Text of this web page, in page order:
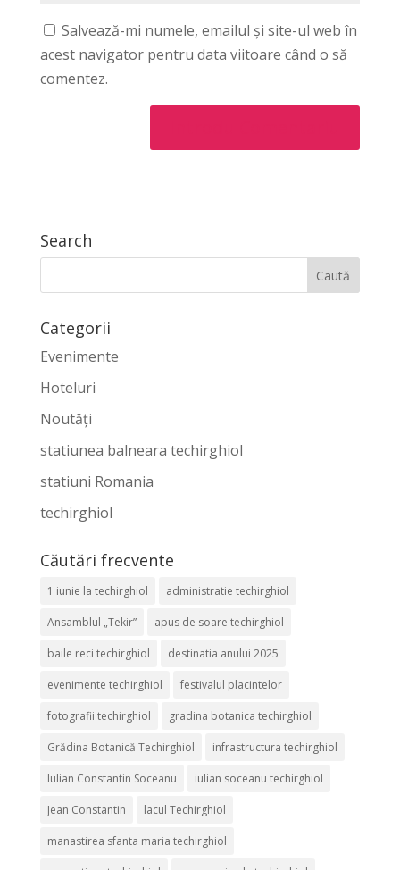
Salvează-mi numele, emailul și site-ul web în
acest navigator pentru data viitoare când o să
comentez.
Search
Categorii
Evenimente
Hoteluri
Noutăți
statiunea balneara techirghiol
statiuni Romania
techirghiol
Căutări frecvente
1 iunie la techirghiol administratie techirghiol
Ansamblul „Tekir” apus de soare techirghiol
baile reci techirghiol destinatia anului 2025
evenimente techirghiol festivalul placintelor
fotografii techirghiol gradina botanica techirghiol
Grădina Botanică Techirghiol infrastructura techirghiol
Iulian Constantin Soceanu iulian soceanu techirghiol
Jean Constantin lacul Techirghiol
manastirea sfanta maria techirghiol